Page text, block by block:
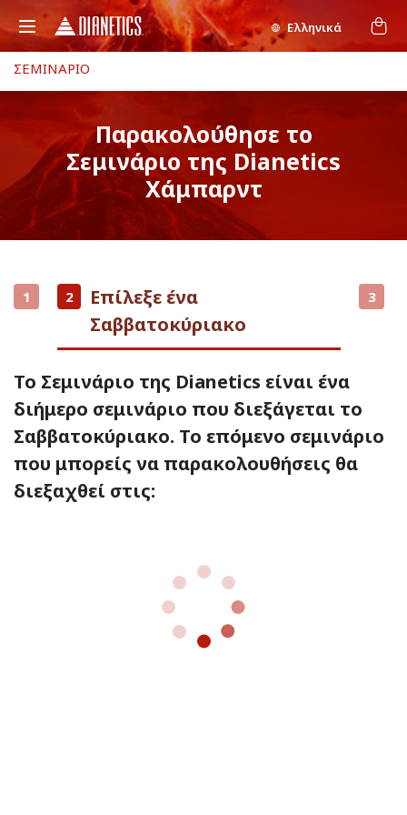
Ελληνικά
ΣΕΜΙΝΑΡΙΟ
Παρακολούθησε το
Σεμινάριο της Dianetics
Χάμπαρντ
1 2
Επίλεξε ένα
Σαββατοκύριακο
3
Το Σεμινάριο της Dianetics είναι ένα
διήμερο σεμινάριο που διεξάγεται το
Σαββατοκύριακο. Το επόμενο σεμινάριο
που μπορείς να παρακολουθήσεις θα
διεξαχθεί στις: